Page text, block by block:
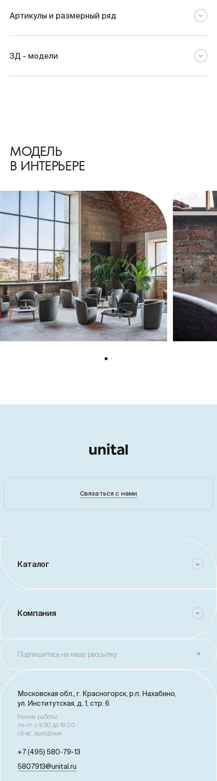
Артикулы и размерный ряд
3Д - модели
МОДЕЛЬ
В ИНТЕРЬЕРЕ
Связаться с нами
Каталог
Компания
Подпишитесь на нашу рассылку
Московская обл., г. Красногорск, р.п. Нахабино,
ул. Институтская, д. 1, стр. 6
Режим работы:
пн-пт: с 9.30 до 18.00
сб-вс: выходные
+7 (495) 580-79-13
5807913@unital.ru